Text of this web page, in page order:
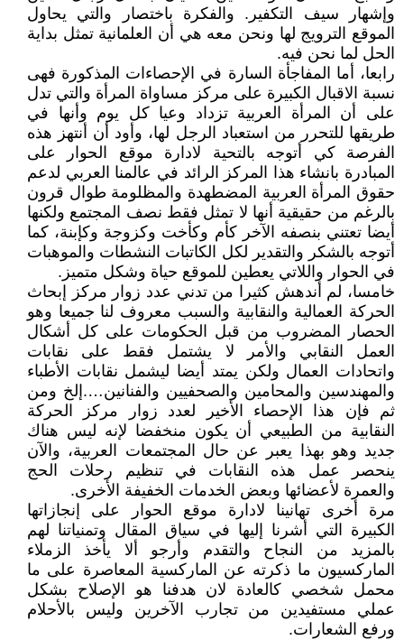
وإشهار سيف التكفير. والفكرة باختصار والتي يحاول
الموقع الترويج لها ونحن معه هي أن العلمانية تمثل بداية
الحل لما نحن فيه.
رابعا، أما المفاجأة السارة في الإحصاءات المذكورة فهى
نسبة الاقبال الكبيرة على مركز مساواة المرأة والتي تدل
على أن المرأة العربية تزداد وعيا كل يوم وأنها في
طريقها للتحرر من استعباد الرجل لها، وأود أن أنتهز هذه
الفرصة كي أتوجه بالتحية لادارة موقع الحوار على
المبادرة بانشاء هذا المركز الرائد في عالمنا العربي لدعم
حقوق المرأة العربية المضطهدة والمظلومة طوال قرون
بالرغم من حقيقية أنها لا تمثل فقط نصف المجتمع ولكنها
أيضا تعتني بنصفه الآخر كأم وكأخت وكزوجة وكإبنة، كما
أتوجه بالشكر والتقدير لكل الكاتبات النشطات والموهبات
في الحوار واللاتي يعطين للموقع حياة وشكل متميز.
خامسا، لم أندهش كثيرا من تدني عدد زوار مركز إبحاث
الحركة العمالية والنقابية والسبب معروف لنا جميعا وهو
الحصار المضروب من قبل الحكومات على كل أشكال
العمل النقابي والأمر لا يشتمل فقط على نقابات
واتحادات العمال ولكن يمتد أيضا ليشمل نقابات الأطباء
والمهندسين والمحامين والصحفيين والفنانين….إلخ ومن
ثم فإن هذا الإحصاء الأخير لعدد زوار مركز الحركة
النقابية من الطبيعي أن يكون منخفضا لإنه ليس هناك
جديد وهو بهذا يعبر عن حال المجتمعات العربية، والآن
ينحصر عمل هذه النقابات في تنظيم رحلات الحج
والعمرة لأعضائها وبعض الخدمات الخفيفة الأخرى.
مرة أخرى تهانينا لادارة موقع الحوار على إنجازاتها
الكبيرة التي أشرنا إليها في سياق المقال وتمنياتنا لهم
بالمزيد من النجاح والتقدم وأرجو ألا يأخذ الزملاء
الماركسيون ما ذكرته عن الماركسية المعاصرة على ما
محمل شخصي كالعادة لان هدفنا هو الإصلاح بشكل
عملي مستفيدين من تجارب الآخرين وليس بالأحلام
ورفع الشعارات.